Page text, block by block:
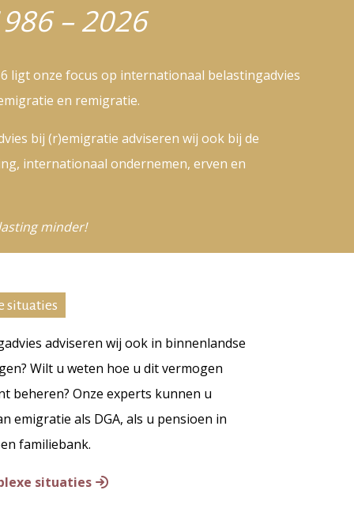
– 2026
ligt onze focus op internationaal belastingadvies
en remigratie.
bij (r)emigratie adviseren wij ook bij de
internationaal ondernemen, erven en
minder!
situaties
adviseren wij ook in binnenlandse
Wilt u weten hoe u dit vermogen
beheren? Onze experts kunnen u
emigratie als DGA, als u pensioen in
familiebank.
situaties